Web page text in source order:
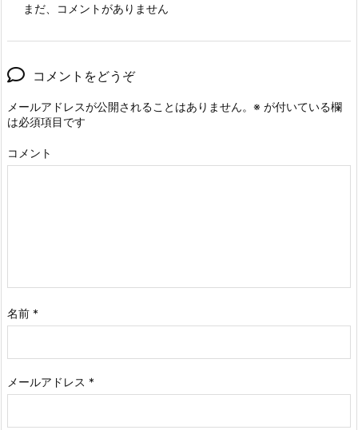
まだ、コメントがありません
コメントをどうぞ
メールアドレスが公開されることはありません。 ※ が付いている欄
は必須項目です
コメント
名前 *
メールアドレス *